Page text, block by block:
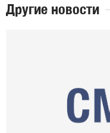
Другие новости